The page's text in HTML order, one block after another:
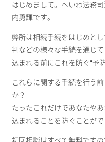
はじめまして。へいわ法務
内勇輝です。
弊所は相続手続をはじめと
判などの様々な手続を通じ
込まれる前にこれを防ぐ“予
これらに関する手続を行う
か？
たったこれだけであなたや
込まれることを防ぐことがで